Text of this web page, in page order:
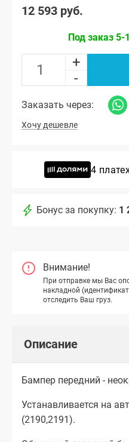
12 593 руб.
Под заказ 5-
+
-
Заказать через:
Хочу дешевле
4
Бонус за покупку: 1
Внимание!
При отправке мы Вас
накладной
отследить Ваш груз.
Описание
Бампер передний -
Устанавливается на
(2190,2191).